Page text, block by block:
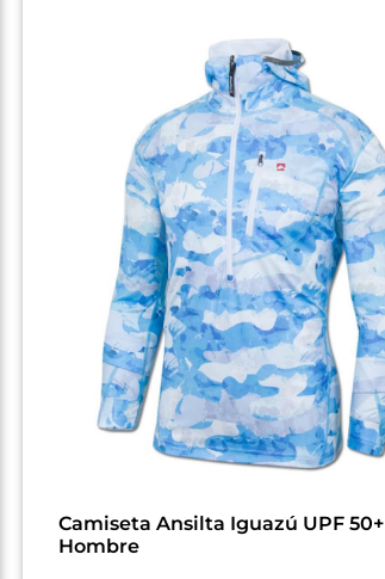
Camiseta Ansilta Iguazú UPF 50+
Hombre